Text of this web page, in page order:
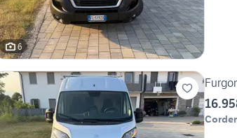
6